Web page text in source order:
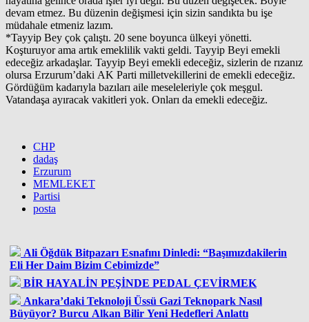
devam etmez. Bu düzenin değişmesi için sizin sandıkta bu işe
müdahale etmeniz lazım.
*Tayyip Bey çok çalıştı. 20 sene boyunca ülkeyi yönetti.
Koşturuyor ama artık emeklilik vakti geldi. Tayyip Beyi emekli
edeceğiz arkadaşlar. Tayyip Beyi emekli edeceğiz, sizlerin de rızanız
olursa Erzurum’daki AK Parti milletvekillerini de emekli edeceğiz.
Gördüğüm kadarıyla bazıları aile meseleleriyle çok meşgul.
Vatandaşa ayıracak vakitleri yok. Onları da emekli edeceğiz.
CHP
dadaş
Erzurum
MEMLEKET
Partisi
posta
Ali Öğdük Bitpazarı Esnafını Dinledi: “Başımızdakilerin
Eli Her Daim Bizim Cebimizde”
BİR HAYALİN PEŞİNDE PEDAL ÇEVİRMEK
Ankara’daki Teknoloji Üssü Gazi Teknopark Nasıl
Büyüyor? Burcu Alkan Bilir Yeni Hedefleri Anlattı